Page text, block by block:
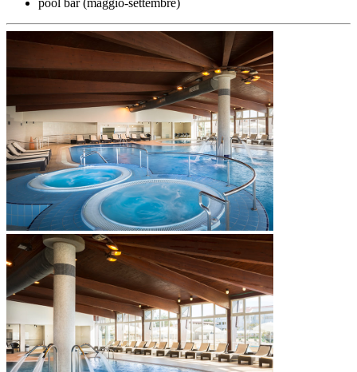
pool bar (maggio-settembre)